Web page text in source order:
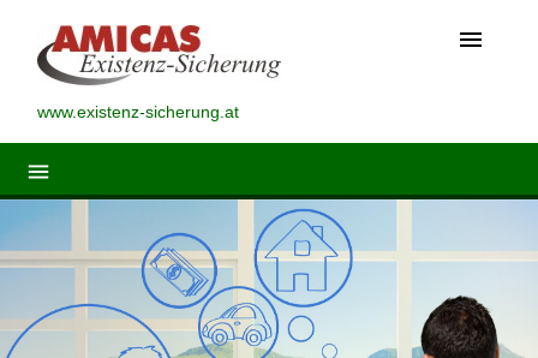
menu
www.existenz-sicherung.at
menu